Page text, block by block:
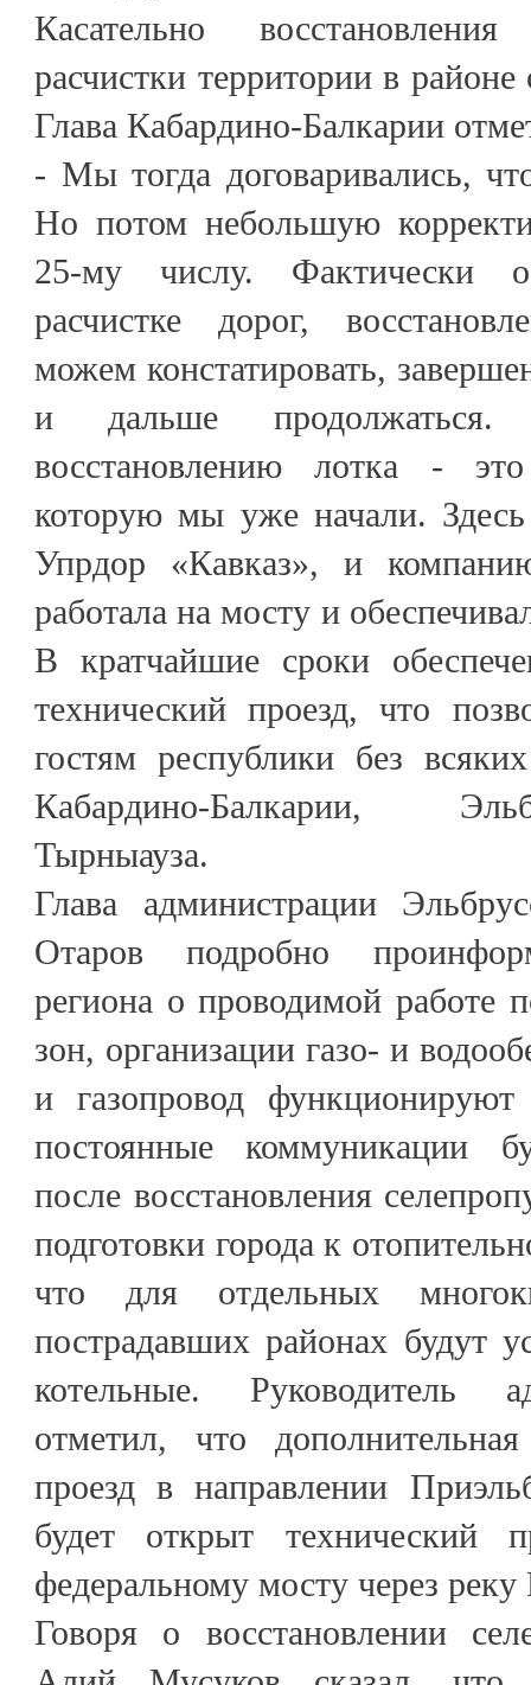
Касательно
расчистки территории в районе
Глава Кабардино-Балкарии
- Мы тогда договаривались,
Но потом небольшую
25-му числу. Фактически
расчистке дорог,
можем констатировать,
и дальше
восстановлению лотка -
которую мы уже начали. Здесь
Упрдор «Кавказ», и
работала на мосту и
В кратчайшие сроки
технический проезд, что
гостям республики без
Кабардино-Балкарии,
Тырныауза.
Глава администрации
Отаров подробно
региона о проводимой работе
зон, организации газо- и
и газопровод
постоянные коммуникации
после восстановления
подготовки города к
что для отдельных
пострадавших районах будут
котельные. Руководитель
отметил, что
проезд в направлении
будет открыт технический
федеральному мосту через
Говоря о восстановлении